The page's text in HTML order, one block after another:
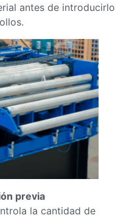
antes de introducirlo
previa
la cantidad de